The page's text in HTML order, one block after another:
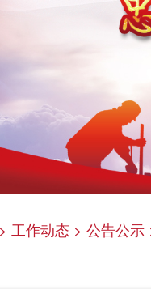
> 工作动态 > 公告公示